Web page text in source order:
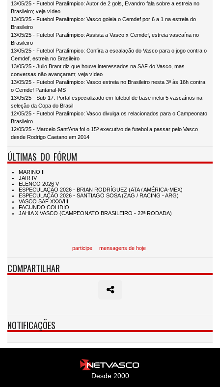
13/05/25 - Futebol Paralímpico: Autor de 2 gols, Evandro fala sobre a estreia no
Brasileiro; veja vídeo
13/05/25 - Futebol Paralímpico: Vasco goleia o Cemdef por 6 a 1 na estreia do
Brasileiro
13/05/25 - Futebol Paralímpico: Assista a Vasco x Cemdef, estreia vascaína no
Brasileiro
13/05/25 - Futebol Paralímpico: Confira a escalação do Vasco para o jogo contra o
Cemdef, estreia no Brasileiro
13/05/25 - Julio Brant diz que houve interessados na SAF do Vasco, mas
conversas não avançaram; veja vídeo
13/05/25 - Futebol Paralímpico: Vasco estreia no Brasileiro nesta 3ª às 16h contra
o Cemdef Pantanal-MS
13/05/25 - Sub-17: Portal especializado em futebol de base inclui 5 vascaínos na
seleção da Copa do Brasil
12/05/25 - Futebol Paralímpico: Vasco divulga os relacionados para o Campeonato
Brasileiro
12/05/25 - Marcelo Sant’Ana foi o 15º executivo de futebol a passar pelo Vasco
desde Rodrigo Caetano em 2014
ÚLTIMAS DO FÓRUM
participe mensagens de hoje
COMPARTILHAR
NOTIFICAÇÕES
Desde 2000